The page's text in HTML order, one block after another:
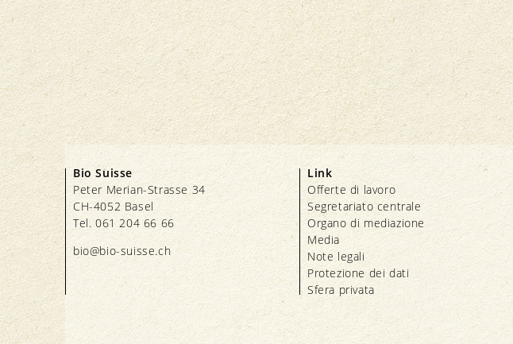
Bio Suisse
Peter Merian-Strasse 34
CH-4052 Basel
Tel. 061 204 66 66
bio@bio-suisse.ch
Link
Offerte di lavoro
Segretariato centrale
Organo di mediazione
Media
Note legali
Protezione dei dati
Sfera privata